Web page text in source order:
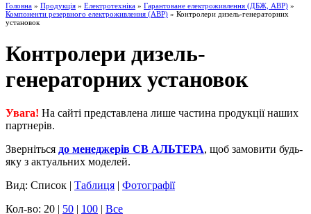
Головна » Продукція » Електротехніка » Гарантоване електроживлення (ДБЖ, АВР) »
Компоненти резервного електроживлення (АВР) » Контролери дизель-генераторних
установок
Контролери дизель-
генераторних установок
Увага! На сайті представлена лише частина продукції наших
партнерів.
Зверніться до менеджерів СВ АЛЬТЕРА, щоб замовити будь-
яку з актуальних моделей.
Вид: Список | Таблиця | Фотографії
Кол-во: 20 | 50 | 100 | Все